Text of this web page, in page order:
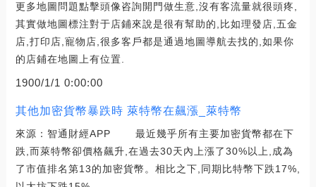
更多地圖問題點擊頭像咨詢開門做生意,沒有客流量就很頭疼,
其實做地圖標注對于店鋪來說是很有幫助的,比如理發店,五金
店,打印店,寵物店,很多客戶都是通過地圖導航去找的,如果你
的店鋪在地圖上有位置.
1900/1/1 0:00:00
其他加密貨幣暴跌時 萊特幣在飆漲_萊特幣
來源：智通財經APP 最近幾乎所有主要加密貨幣都在下
跌,而萊特幣卻價格飆升,在過去30天內上漲了30%以上,成為
了市值排名第13的加密貨幣。相比之下,同期比特幣下跌17%,